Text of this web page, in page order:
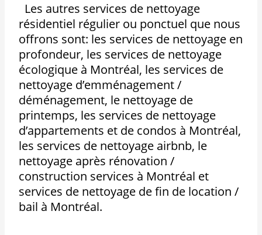
Les autres services de nettoyage
résidentiel régulier ou ponctuel que nous
offrons sont: les services de nettoyage en
profondeur, les services de nettoyage
écologique à Montréal, les services de
nettoyage d’emménagement /
déménagement, le nettoyage de
printemps, les services de nettoyage
d’appartements et de condos à Montréal,
les services de nettoyage airbnb, le
nettoyage après rénovation /
construction services à Montréal et
services de nettoyage de fin de location /
bail à Montréal.